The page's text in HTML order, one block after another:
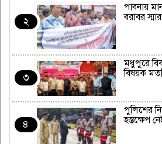
২
পাবনায়
বরাবর
৩
মধুপুরে
বিষয়ক
৪
পুলিশের
হস্তক্ষেপ